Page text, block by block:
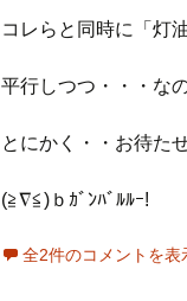
コレらと同時に「灯
平行しつつ・・・な
とにかく・・お待た
(≧∇≦)ｂｶﾞﾝﾊﾞﾙﾙｰ!
全2件のコメントを表